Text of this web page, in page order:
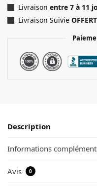
Livraison entre 7 à 11
Livraison Suivie
Description
Informations
Avis 0